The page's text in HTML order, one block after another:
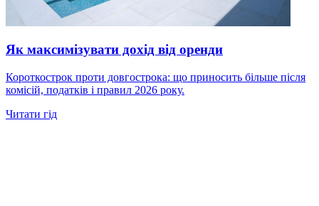
Як максимізувати дохід від оренди
Короткострок проти довгострока: що приносить більше після
комісій, податків і правил 2026 року.
Читати гід